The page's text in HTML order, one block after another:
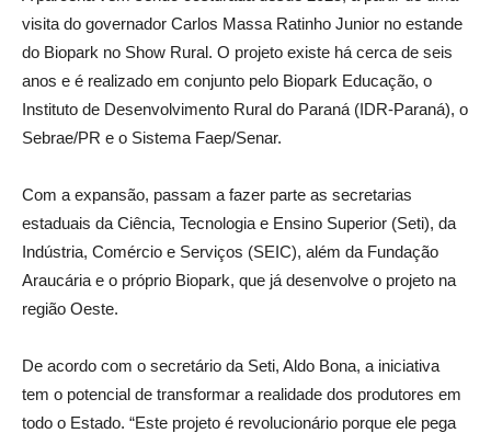
visita do governador Carlos Massa Ratinho Junior no estande
do Biopark no Show Rural. O projeto existe há cerca de seis
anos e é realizado em conjunto pelo Biopark Educação, o
Instituto de Desenvolvimento Rural do Paraná (IDR-Paraná), o
Sebrae/PR e o Sistema Faep/Senar.
Com a expansão, passam a fazer parte as secretarias
estaduais da Ciência, Tecnologia e Ensino Superior (Seti), da
Indústria, Comércio e Serviços (SEIC), além da Fundação
Araucária e o próprio Biopark, que já desenvolve o projeto na
região Oeste.
De acordo com o secretário da Seti, Aldo Bona, a iniciativa
tem o potencial de transformar a realidade dos produtores em
todo o Estado. “Este projeto é revolucionário porque ele pega